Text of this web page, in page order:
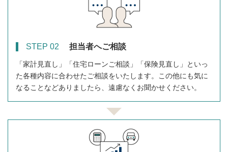
STEP 02 担当者へご相談
「家計見直し」「住宅ローンご相談」「保険見直し」といっ
た各種内容に合わせたご相談をいたします。この他にも気に
なることなどありましたら、遠慮なくお聞かせください。